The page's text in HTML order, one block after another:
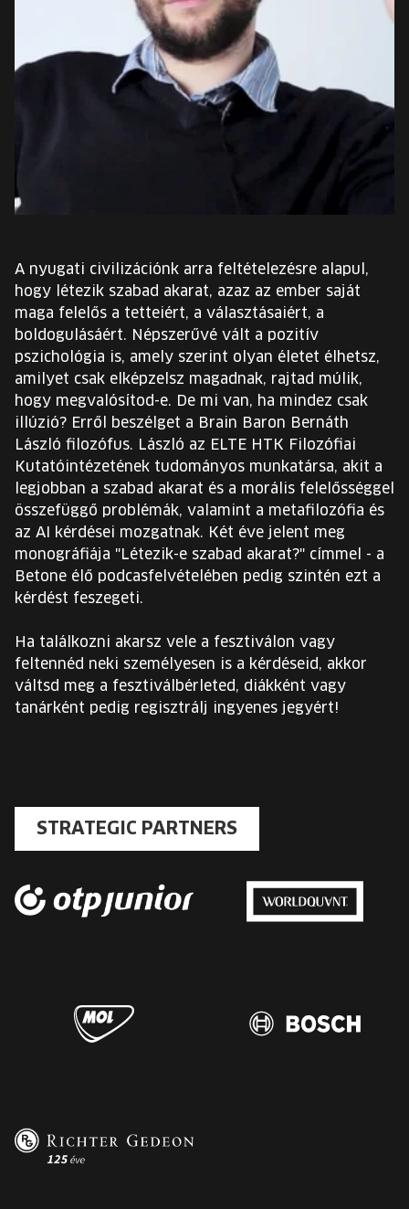
EURÓPA JÖVŐFESZTIVÁLJA
ELŐADÓK
INGYENES DIÁK- ÉS TANÁRREGISZTRÁCIÓ
EN
Change
language:
EN
A nyugati civilizációnk arra feltételezésre alapul,
hogy létezik szabad akarat, azaz az ember saját
maga felelős a tetteiért, a választásaiért, a
boldogulásáért. Népszerűvé vált a pozitív
pszichológia is, amely szerint olyan életet élhetsz,
amilyet csak elképzelsz magadnak, rajtad múlik,
hogy megvalósítod-e. De mi van, ha mindez csak
illúzió? Erről beszélget a Brain Baron Bernáth
László filozófus. László az ELTE HTK Filozófiai
Kutatóintézetének tudományos munkatársa, akit a
legjobban a szabad akarat és a morális felelősséggel
összefüggő problémák, valamint a metafilozófia és
az AI kérdései mozgatnak. Két éve jelent meg
monográfiája "Létezik-e szabad akarat?" címmel - a
Betone élő podcasfelvételében pedig szintén ezt a
kérdést feszegeti.
Ha találkozni akarsz vele a fesztiválon vagy
feltennéd neki személyesen is a kérdéseid, akkor
váltsd meg a fesztiválbérleted, diákként vagy
tanárként pedig regisztrálj ingyenes jegyért!
STRATEGIC PARTNERS